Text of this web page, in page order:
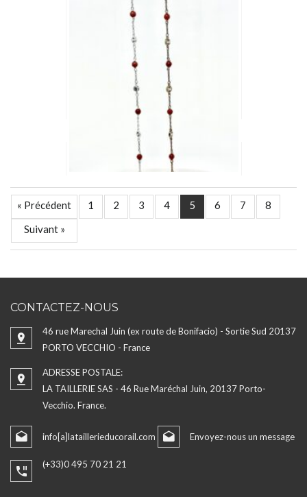
« Précédent 1 2 3 4 5 6 7
8
Suivant »
CONTACTEZ-NOUS
46 rue Marechal Juin (ex route de Bonifacio) - Sortie Sud 20137
PORTO VECCHIO - France
ADRESSE POSTALE:
LA TAILLERIE SAS - 46 Rue Maréchal Juin, 20137 Porto-
Vecchio. France.
info[a]lataillerieducorail.com Envoyez-nous un message
(+33)0 495 70 21 21